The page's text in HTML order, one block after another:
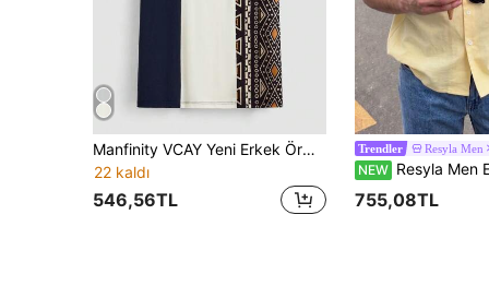
Manfinity VCAY Yeni Erkek Örme Günlük Patchwork Yuvarlak Yaka Pamuklu Kısa Kollu Tişört, Dışarı Çıkmak İçin, Eş İçin, Tatil, Babalar Günü Hediyesi, Futbol
22 kaldı
546,56TL
Trendler Resyla Men
NEW Resyla Men Erkek Düz Renk Kısa Kollu Tek Sıralı Düğmeli Günlük Gömlek, Yaz ve Sonbahara Uygun, Japon Tatil Stili, Kore Temiz Fit Genç Stili, Şehir Rahat
755,08TL